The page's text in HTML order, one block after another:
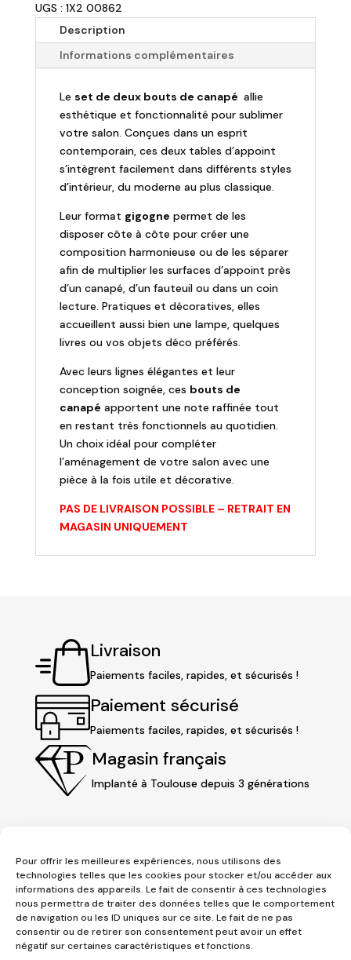
Pour offrir les meilleures expériences, nous utilisons des
technologies telles que les cookies pour stocker et/ou accéder aux
informations des appareils. Le fait de consentir à ces technologies
nous permettra de traiter des données telles que le comportement
de navigation ou les ID uniques sur ce site. Le fait de ne pas
consentir ou de retirer son consentement peut avoir un effet
négatif sur certaines caractéristiques et fonctions.
Set
deux
Canapé
"Camilla"
UGS : 1X2 00862
Description
Informations complémentaires
Le set de deux bouts de canapé allie
esthétique et fonctionnalité pour sublimer
votre salon. Conçues dans un esprit
contemporain, ces deux tables d’appoint
s’intègrent facilement dans différents styles
d’intérieur, du moderne au plus classique.
Leur format gigogne permet de les
disposer côte à côte pour créer une
composition harmonieuse ou de les séparer
afin de multiplier les surfaces d’appoint près
d’un canapé, d’un fauteuil ou dans un coin
lecture. Pratiques et décoratives, elles
accueillent aussi bien une lampe, quelques
livres ou vos objets déco préférés.
Avec leurs lignes élégantes et leur
conception soignée, ces bouts de
canapé apportent une note raffinée tout
en restant très fonctionnels au quotidien.
Un choix idéal pour compléter
l’aménagement de votre salon avec une
pièce à la fois utile et décorative.
PAS DE LIVRAISON POSSIBLE – RETRAIT EN
MAGASIN UNIQUEMENT
Livraison
Paiements faciles, rapides, et sécurisés !
Paiement sécurisé
Paiements faciles, rapides, et sécurisés !
Magasin français
Implanté à Toulouse depuis 3 générations
3 place Jeanne d'Arc